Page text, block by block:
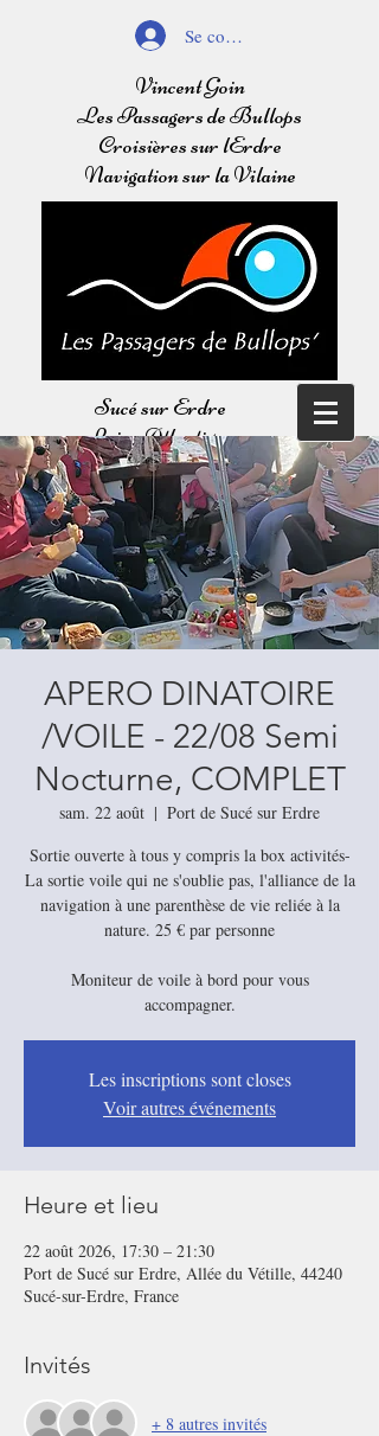
Se connecter
Vincent Goin
Les Passagers de Bullops
Croisières sur lErdre
Navigation sur la Vilaine
Sucé sur Erdre
Loire Atlantique
Balades sur l'Erdre
Navigation sur la Vilaine
APERO DINATOIRE
/VOILE - 22/08 Semi
Nocturne, COMPLET
sam. 22 août
  |
Port de Sucé sur Erdre
Sortie ouverte à tous y compris la box activités-
La sortie voile qui ne s'oublie pas, l'alliance de la
navigation à une parenthèse de vie reliée à la
nature. 25 € par personne
Moniteur de voile à bord pour vous
accompagner.
Les inscriptions sont closes
Voir autres événements
Heure et lieu
22 août 2026, 17:30 – 21:30
Port de Sucé sur Erdre, Allée du Vétille, 44240
Sucé-sur-Erdre, France
Invités
+ 8 autres invités